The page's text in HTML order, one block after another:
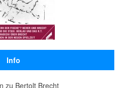
Info
zu Bertolt Brecht